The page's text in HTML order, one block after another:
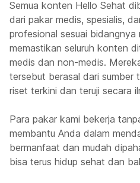
Semua konten Hello Sehat
dari pakar medis, spesialis,
profesional sesuai bidangnya
memastikan seluruh konten
medis dan non-medis.
tersebut berasal dari sumber
riset terkini dan teruji secara
Para pakar kami bekerja
membantu Anda dalam
bermanfaat dan mudah
bisa terus hidup sehat dan